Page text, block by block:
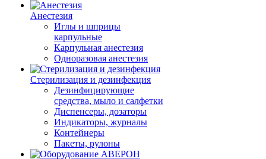
Анестезия
Иглы и шприцы
карпульные
Карпульная анестезия
Одноразовая анестезия
Стерилизация и дезинфекция
Дезинфицирующие
средства, мыло и салфетки
Диспенсеры, дозаторы
Индикаторы, журналы
Контейнеры
Пакеты, рулоны